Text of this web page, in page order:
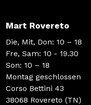
Mart Rovereto
Die, Mit, Don: 10 – 18
Fre, Sam: 10 - 19.30
Son: 10 – 18
Montag geschlossen
Corso Bettini 43
38068 Rovereto (TN)